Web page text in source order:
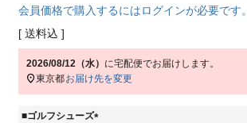
会員価格で購入するにはログインが必要です。
送料込
2026/08/12（水） に宅配便でお届けします。
東京都お届け先を変更
■ゴルフシューズ